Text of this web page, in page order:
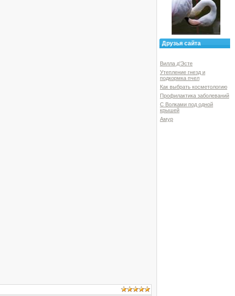
Друзья сайта
Вилла д'Эсте
Утепление гнезд и
подкормка пчел
Как выбрать косметологию
Профилактика заболеваний
С Волками под одной
крышей
Амур